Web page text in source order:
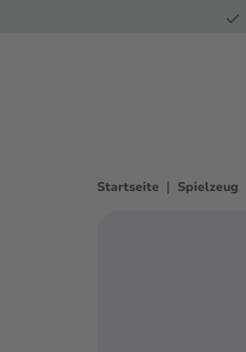
Zur Hauptnavigation springen
Startseite | Spielzeug